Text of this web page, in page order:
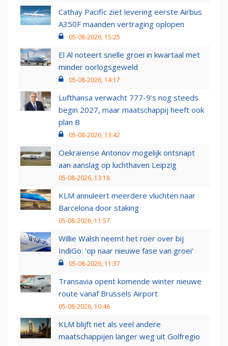
Cathay Pacific ziet levering eerste Airbus
A350F maanden vertraging oplopen
05-08-2026, 15:25
El Al noteert snelle groei in kwartaal met
minder oorlogsgeweld
05-08-2026, 14:17
Lufthansa verwacht 777-9’s nog steeds
begin 2027, maar maatschappij heeft ook
plan B
05-08-2026, 13:42
Oekraïense Antonov mogelijk ontsnapt
aan aanslag op luchthaven Leipzig
05-08-2026, 13:18
KLM annuleert meerdere vluchten naar
Barcelona door staking
05-08-2026, 11:57
Willie Walsh neemt het roer over bij
IndiGo: 'op naar nieuwe fase van groei'
05-08-2026, 11:37
Transavia opent komende winter nieuwe
route vanaf Brussels Airport
05-08-2026, 10:46
KLM blijft net als veel andere
maatschappijen langer weg uit Golfregio